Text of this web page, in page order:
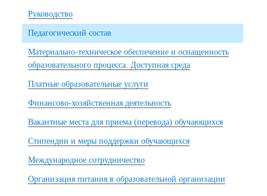
Руководство
Педагогический состав
Материально-техническое обеспечение и оснащенность
образовательного процесса. Доступная среда
Платные образовательные услуги
Финансово-хозяйственная деятельность
Вакантные места для приема (перевода) обучающихся
Стипендии и меры поддержки обучающихся
Международное сотрудничество
Организация питания в образовательной организации